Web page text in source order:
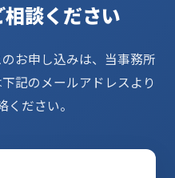
談ください
お申し込みは、当事務所
記のメールアドレスより
ください。